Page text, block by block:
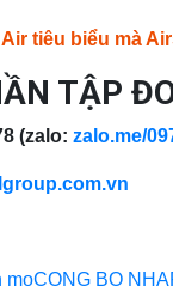
tiêu biểu mà
TẬP
(zalo: zalo.me/
moCONG BO